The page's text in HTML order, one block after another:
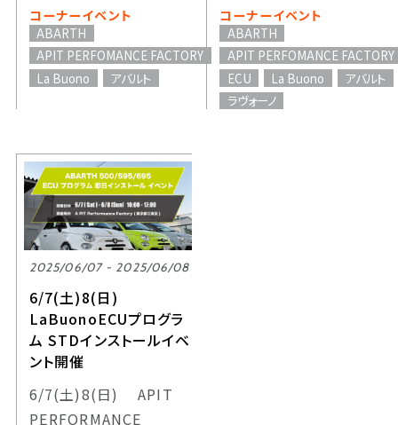
コーナーイベント
ABARTH
APIT PERFOMANCE FACTORY
La Buono
アバルト
コーナーイベント
ABARTH
APIT PERFOMANCE FACTORY
ECU
La Buono
アバルト
ラヴォーノ
2025/06/07 - 2025/06/08
6/7(土)8(日)
LaBuonoECUプログラ
ム STDインストールイベ
ント開催
6/7(土)8(日) APIT
PERFORMANCE